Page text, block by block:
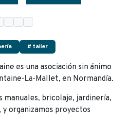
# taller
es una asociación sin ánimo
La-Mallet, en Normandía.
manuales, bricolaje, jardinería,
organizamos proyectos